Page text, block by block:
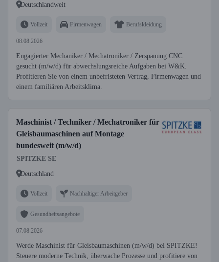
Deutschlandweit
Vollzeit Firmenwagen Berufskleidung
08.08.2026
Engagierter Mechaniker / Mechatroniker / Zerspanung CNC
gesucht (m/w/d) für abwechslungsreiche Aufgaben bei W&K.
Profitieren Sie von einem unbefristeten Vertrag, Firmenwagen und
einem familiären Arbeitsklima.
Maschinist / Techniker / Mechatroniker für
Gleisbaumaschinen auf Montage
bundesweit (m/w/d)
SPITZKE SE
Deutschland
Vollzeit Nachhaltiger Arbeitgeber
Gesundheitsangebote
07.08.2026
Werde Maschinist für Gleisbaumaschinen (m/w/d) bei SPITZKE!
Steuere moderne Technik, überwache Prozesse und profitiere von